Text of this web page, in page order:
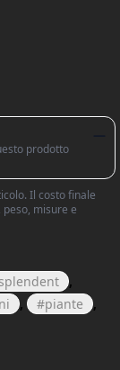
prodotto
Il costo finale
misure e
,
, piante
,